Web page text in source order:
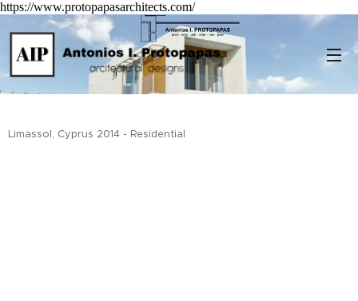
https://www.protopapasarchitects.com/
Limassol, Cyprus 2014 - Residential